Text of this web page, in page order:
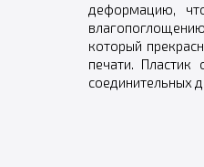
деформацию,
который
печати.
соединительных